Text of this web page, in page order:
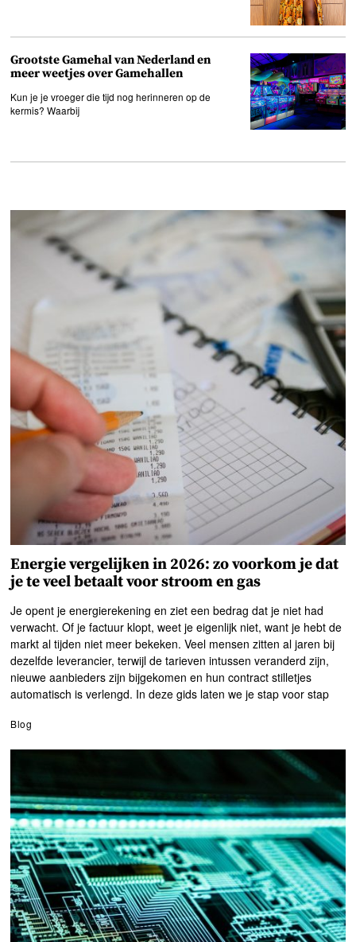
Grootste Gamehal van Nederland en
meer weetjes over Gamehallen
Kun je je vroeger die tijd nog herinneren op de
kermis? Waarbij
Energie vergelijken in 2026: zo voorkom je dat
je te veel betaalt voor stroom en gas
Je opent je energierekening en ziet een bedrag dat je niet had
verwacht. Of je factuur klopt, weet je eigenlijk niet, want je hebt de
markt al tijden niet meer bekeken. Veel mensen zitten al jaren bij
dezelfde leverancier, terwijl de tarieven intussen veranderd zijn,
nieuwe aanbieders zijn bijgekomen en hun contract stilletjes
automatisch is verlengd. In deze gids laten we je stap voor stap
Blog